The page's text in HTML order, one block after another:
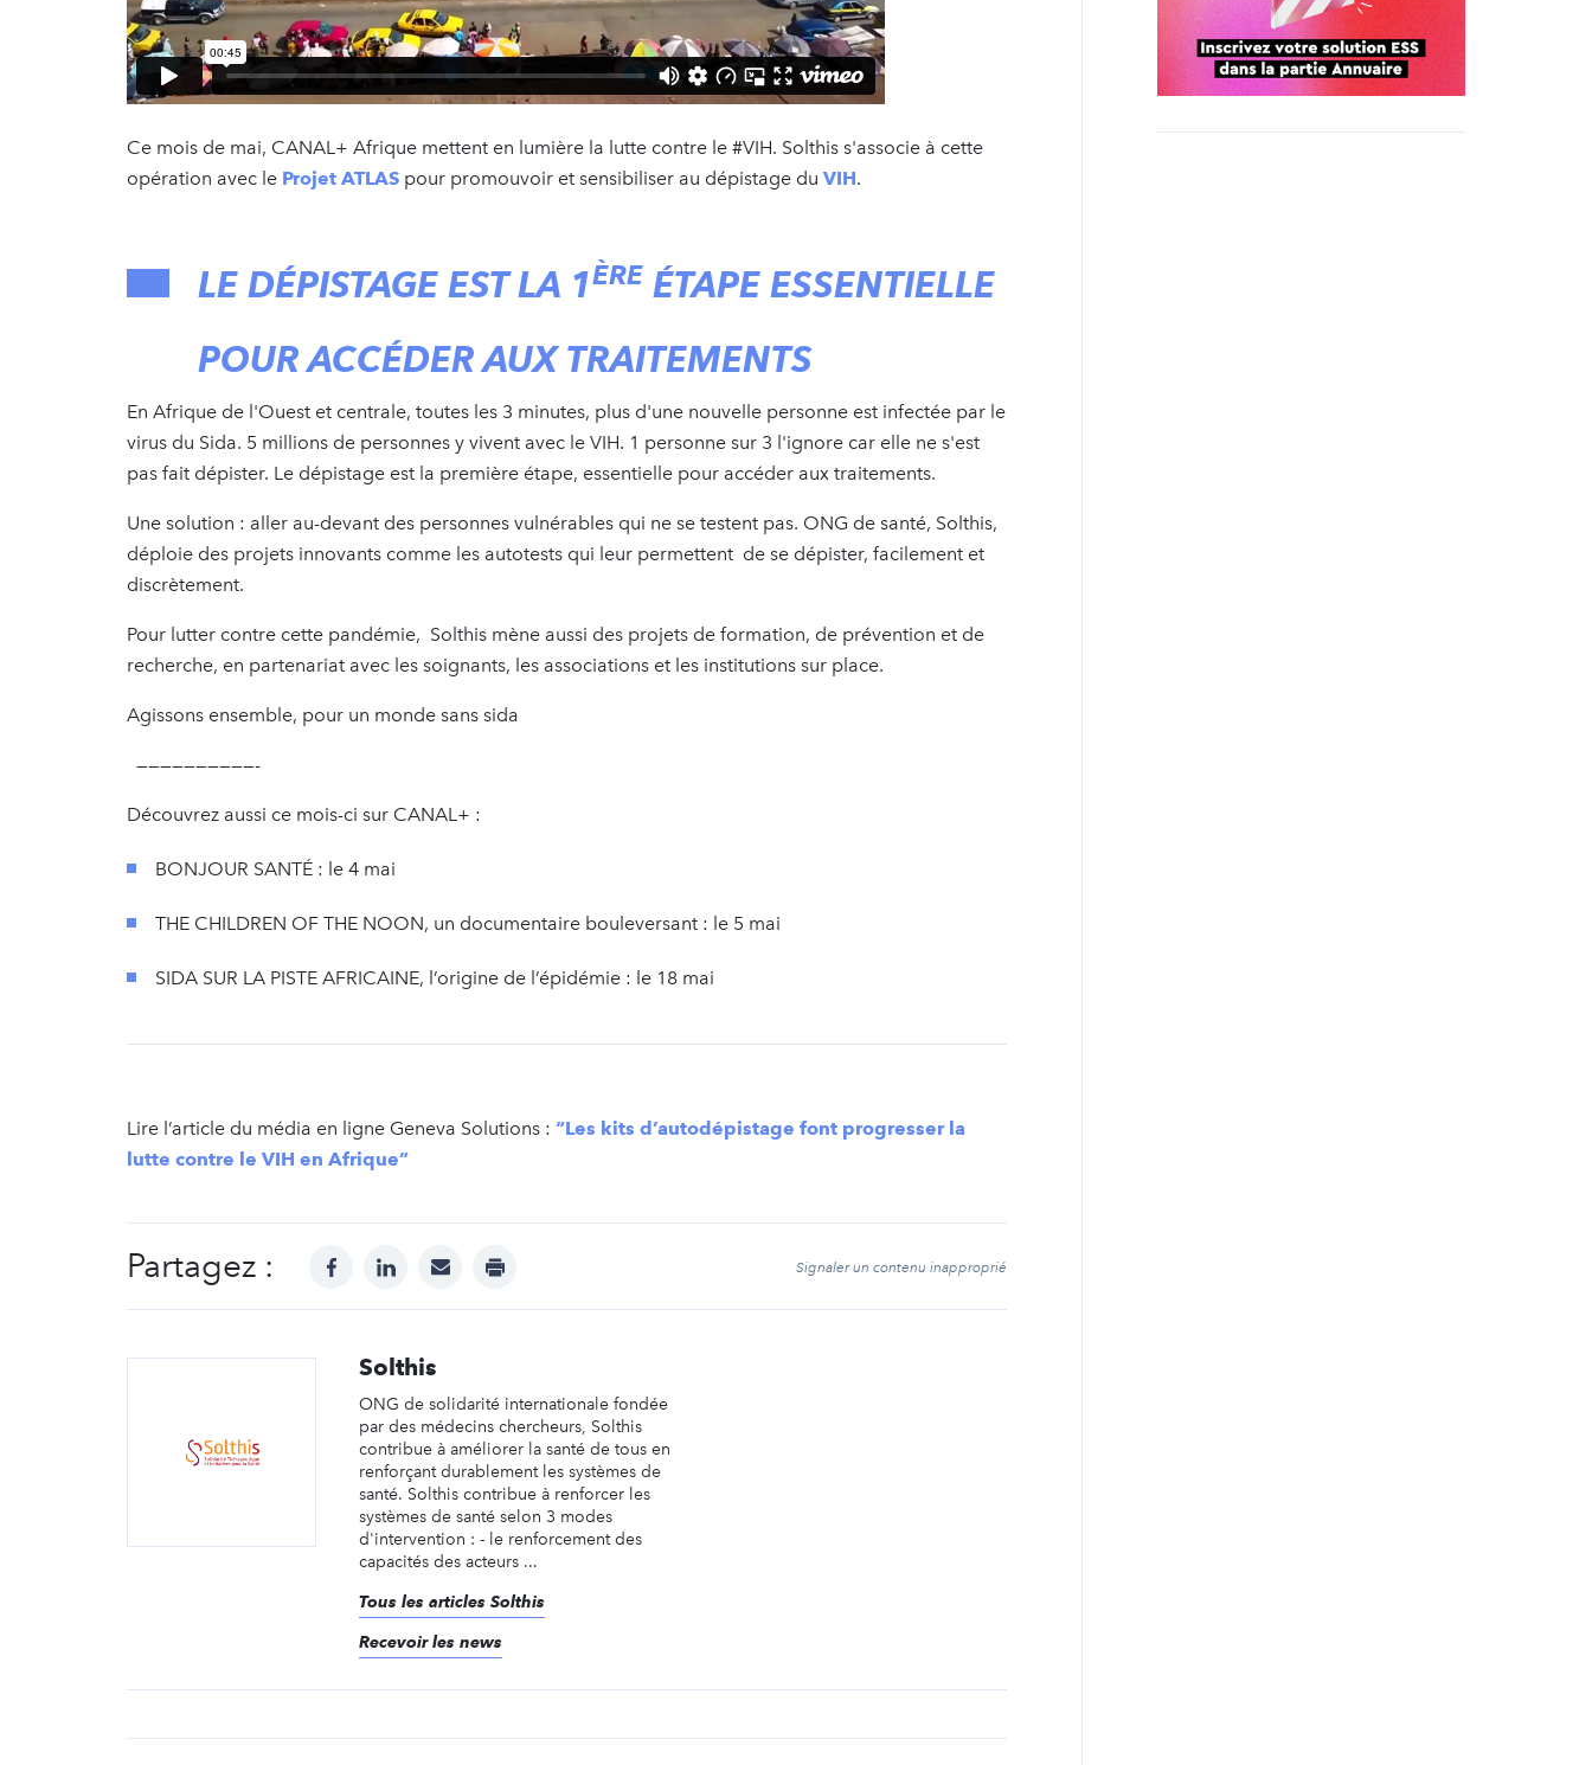
Ce mois de mai, CANAL+ Afrique mettent en lumière la lutte contre le #VIH. Solthis s'associe à cette
opération avec le Projet ATLAS pour promouvoir et sensibiliser au dépistage du VIH.
LE DÉPISTAGE EST LA 1ÈRE ÉTAPE ESSENTIELLE
POUR ACCÉDER AUX TRAITEMENTS
En Afrique de l'Ouest et centrale, toutes les 3 minutes, plus d'une nouvelle personne est infectée par le
virus du Sida. 5 millions de personnes y vivent avec le VIH. 1 personne sur 3 l'ignore car elle ne s'est
pas fait dépister. Le dépistage est la première étape, essentielle pour accéder aux traitements.
Une solution : aller au-devant des personnes vulnérables qui ne se testent pas. ONG de santé, Solthis,
déploie des projets innovants comme les autotests qui leur permettent de se dépister, facilement et
discrètement.
Pour lutter contre cette pandémie, Solthis mène aussi des projets de formation, de prévention et de
recherche, en partenariat avec les soignants, les associations et les institutions sur place.
Agissons ensemble, pour un monde sans sida
——————————-
Découvrez aussi ce mois-ci sur CANAL+ :
BONJOUR SANTÉ : le 4 mai
THE CHILDREN OF THE NOON, un documentaire bouleversant : le 5 mai
SIDA SUR LA PISTE AFRICAINE, l’origine de l’épidémie : le 18 mai
Lire l’article du média en ligne Geneva Solutions : “Les kits d’autodépistage font progresser la
lutte contre le VIH en Afrique”
Partagez : facebooklinkedinmail print Signaler un contenu inapproprié
Solthis
ONG de solidarité internationale fondée
par des médecins chercheurs, Solthis
contribue à améliorer la santé de tous en
renforçant durablement les systèmes de
santé. Solthis contribue à renforcer les
systèmes de santé selon 3 modes
d'intervention : - le renforcement des
capacités des acteurs ...
Tous les articles Solthis
Recevoir les news